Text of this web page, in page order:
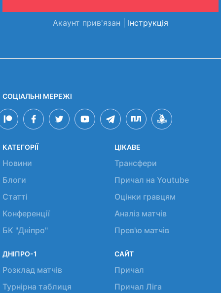
Акаунт прив'язан | Інструкція
СОЦІАЛЬНІ МЕРЕЖІ
КАТЕГОРІЇ
Новини
Блоги
Статті
Конференції
БК "Дніпро"
ЦІКАВЕ
Трансфери
Причал на Youtube
Оцінки гравцям
Аналіз матчів
Прев'ю матчів
ДНІПРО-1
Розклад матчів
Турнірна таблиця
САЙТ
Причал
Причал Ліга